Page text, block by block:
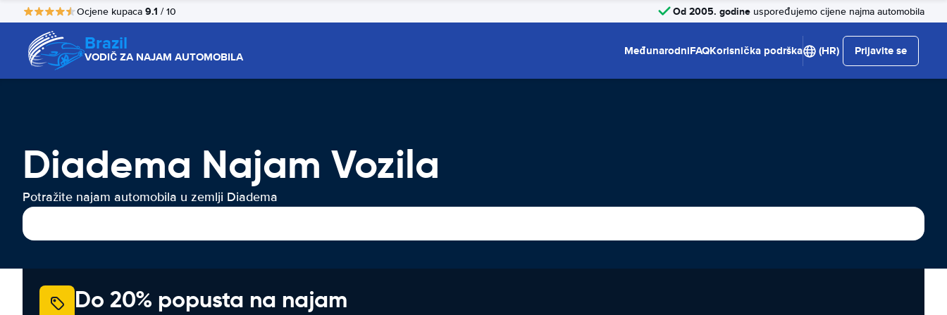
Ocjene kupaca 9.1 / 10 Od 2005. godine uspoređujemo cijene najma automobila
Brazil
VODIČ ZA NAJAM AUTOMOBILA MeđunarodniFAQKorisnička podrška (HR) Prijavite se
Diadema Najam Vozila
Potražite najam automobila u zemlji Diadema
Do 20% popusta na najam